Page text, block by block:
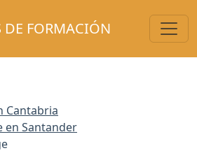
FORMACIÓN
Cantabria
en Santander